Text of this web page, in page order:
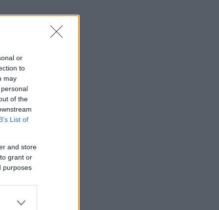
or
to
may
of the
List of
and store
grant or
purposes